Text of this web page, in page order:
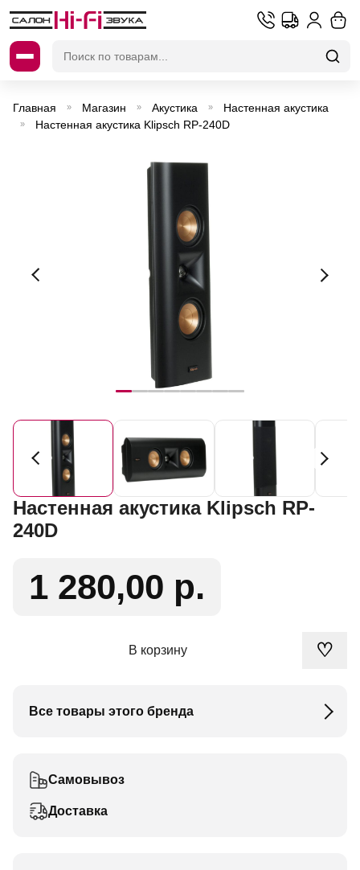
Главная » Магазин » Акустика » Настенная акустика
» Настенная акустика Klipsch RP-240D
Настенная акустика Klipsch RP-
240D
1 280,00 р.
В корзину ♡
Все товары этого бренда
Самовывоз
Доставка